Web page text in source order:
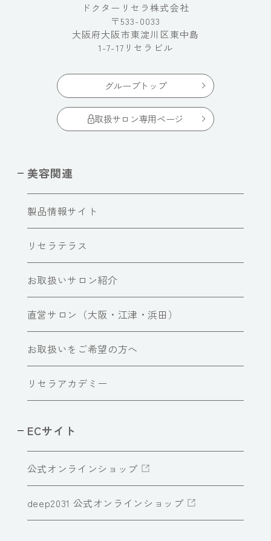
ドクターリセラ株式会社
〒533-0033
大阪府大阪市東淀川区東中島
1-7-17リセラビル
グループトップ
取扱サロン専用ページ
美容関連
製品情報サイト
リセラテラス
お取扱いサロン紹介
直営サロン（大阪・江津・浜田）
お取扱いをご希望の方へ
リセラアカデミー
ECサイト
公式オンラインショップ
deep2031 公式オンラインショップ